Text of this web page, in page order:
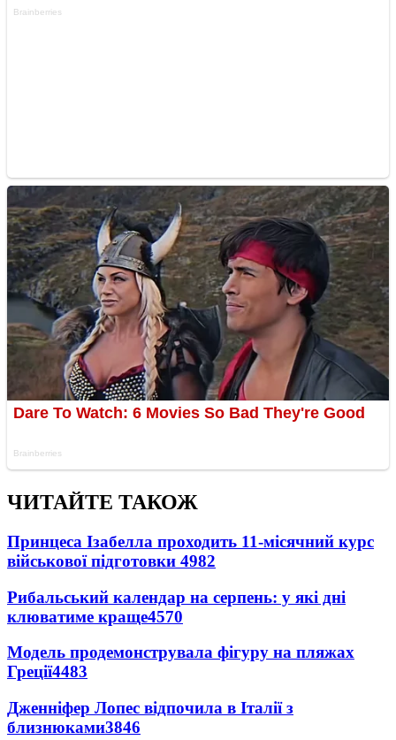
ЧИТАЙТЕ ТАКОЖ
Принцеса Ізабелла проходить 11-місячний курс
військової підготовки 4982
Рибальський календар на серпень: у які дні
клюватиме краще4570
Модель продемонструвала фігуру на пляжах
Греції4483
Дженніфер Лопес відпочила в Італії з
близнюками3846